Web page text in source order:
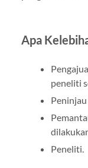
Apa
peneliti
Peneliti.